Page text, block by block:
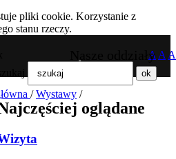
pliki cookie. Korzystanie z
stanu rzeczy.
Nasze oddziały
oglądane
A A A
/ Wystawy /